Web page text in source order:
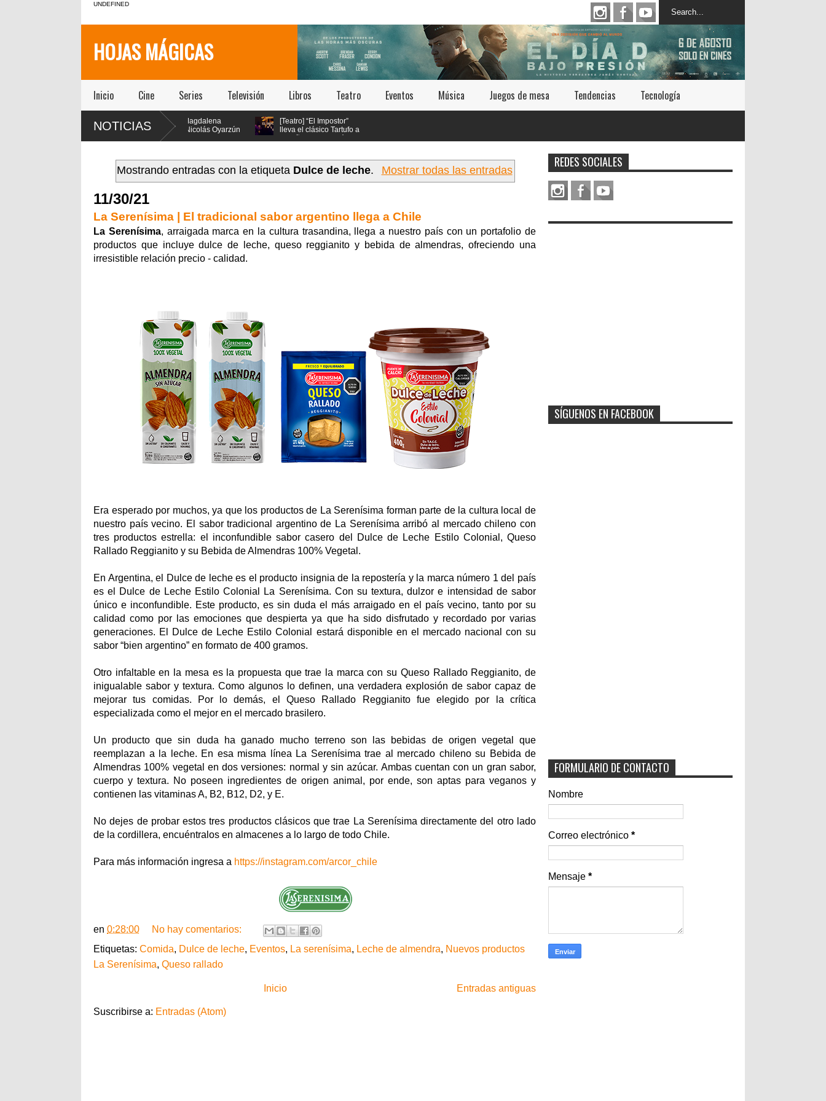
UNDEFINED
HOJAS MÁGICAS
Inicio Cine Series Televisión Libros Teatro Eventos Música Juegos de mesa Tendencias Tecnología
NOTICIAS[Teatro] Magdalena
Müller y Nicolás Oyarzún
protagonizan el regreso
[Teatro] “El Impostor”
lleva el clásico Tartufo a
Mostrando entradas con la etiqueta Dulce de leche. Mostrar todas las entradas
11/30/21
La Serenísima | El tradicional sabor argentino llega a Chile
La Serenísima, arraigada marca en la cultura trasandina, llega a nuestro país con un portafolio de
productos que incluye dulce de leche, queso reggianito y bebida de almendras, ofreciendo una
irresistible relación precio - calidad.
Era esperado por muchos, ya que los productos de La Serenísima forman parte de la cultura local de
nuestro país vecino. El sabor tradicional argentino de La Serenísima arribó al mercado chileno con
tres productos estrella: el inconfundible sabor casero del Dulce de Leche Estilo Colonial, Queso
Rallado Reggianito y su Bebida de Almendras 100% Vegetal.
En Argentina, el Dulce de leche es el producto insignia de la repostería y la marca número 1 del país
es el Dulce de Leche Estilo Colonial La Serenísima. Con su textura, dulzor e intensidad de sabor
único e inconfundible. Este producto, es sin duda el más arraigado en el país vecino, tanto por su
calidad como por las emociones que despierta ya que ha sido disfrutado y recordado por varias
generaciones. El Dulce de Leche Estilo Colonial estará disponible en el mercado nacional con su
sabor “bien argentino” en formato de 400 gramos.
Otro infaltable en la mesa es la propuesta que trae la marca con su Queso Rallado Reggianito, de
inigualable sabor y textura. Como algunos lo definen, una verdadera explosión de sabor capaz de
mejorar tus comidas. Por lo demás, el Queso Rallado Reggianito fue elegido por la crítica
especializada como el mejor en el mercado brasilero.
Un producto que sin duda ha ganado mucho terreno son las bebidas de origen vegetal que
reemplazan a la leche. En esa misma línea La Serenísima trae al mercado chileno su Bebida de
Almendras 100% vegetal en dos versiones: normal y sin azúcar. Ambas cuentan con un gran sabor,
cuerpo y textura. No poseen ingredientes de origen animal, por ende, son aptas para veganos y
contienen las vitaminas A, B2, B12, D2, y E.
No dejes de probar estos tres productos clásicos que trae La Serenísima directamente del otro lado
de la cordillera, encuéntralos en almacenes a lo largo de todo Chile.
Para más información ingresa a https://instagram.com/arcor_chile
en 0:28:00
No hay comentarios:
Etiquetas: Comida, Dulce de leche, Eventos, La serenísima, Leche de almendra, Nuevos productos
La Serenísima, Queso rallado
Entradas antiguas
Inicio
Suscribirse a: Entradas (Atom)
REDES SOCIALES
SÍGUENOS EN FACEBOOK
FORMULARIO DE CONTACTO
Nombre
Correo electrónico *
Mensaje *